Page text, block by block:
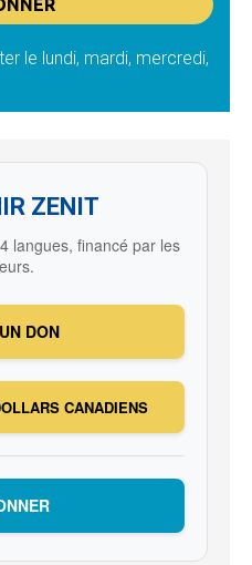
le lundi, mardi, mercredi,
ZENIT
langues, financé par les
DON
CANADIENS